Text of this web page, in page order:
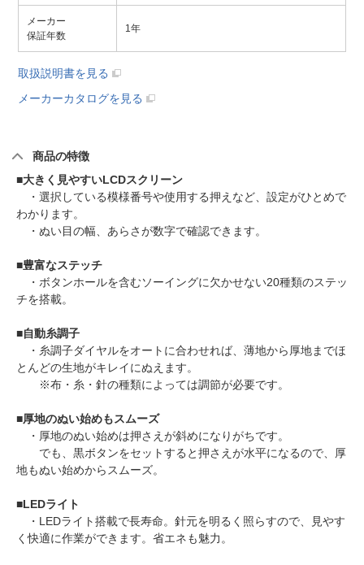
メーカー
保証年数
1年
取扱説明書を見る
メーカーカタログを見る
商品の特徴
■大きく見やすいLCDスクリーン
・選択している模様番号や使用する押えなど、設定がひとめで
わかります。
・ぬい目の幅、あらさが数字で確認できます。
■豊富なステッチ
・ボタンホールを含むソーイングに欠かせない20種類のステッ
チを搭載。
■自動糸調子
・糸調子ダイヤルをオートに合わせれば、薄地から厚地までほ
とんどの生地がキレイにぬえます。
※布・糸・針の種類によっては調節が必要です。
■厚地のぬい始めもスムーズ
・厚地のぬい始めは押さえが斜めになりがちです。
でも、黒ボタンをセットすると押さえが水平になるので、厚
地もぬい始めからスムーズ。
■LEDライト
・LEDライト搭載で長寿命。針元を明るく照らすので、見やす
く快適に作業ができます。省エネも魅力。